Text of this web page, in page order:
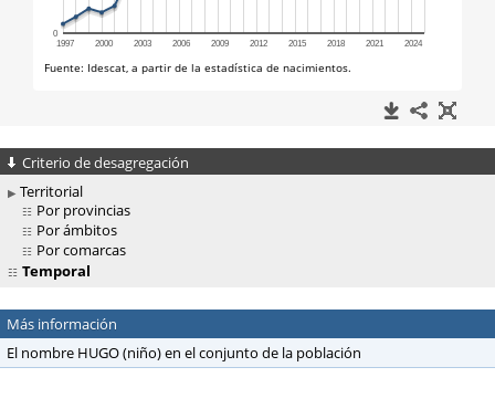
Criterio de desagregación
Territorial
Por provincias
Por ámbitos
Por comarcas
Temporal
Más información
El nombre HUGO (niño) en el conjunto de la población